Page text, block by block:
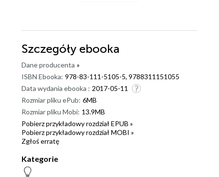
Szczegóły ebooka
Dane producenta »
ISBN Ebooka: 978-83-111-5105-5, 9788311151055
Data wydania ebooka : 2017-05-11
Rozmiar pliku ePub: 6MB
Rozmiar pliku Mobi: 13.9MB
Pobierz przykładowy rozdział EPUB »
Pobierz przykładowy rozdział MOBI »
Zgłoś erratę
Kategorie